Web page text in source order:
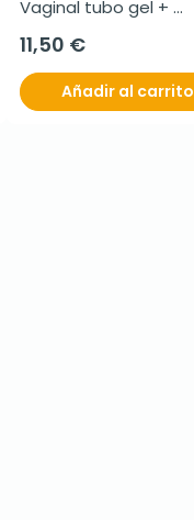
Vaginal tubo gel +
11,50 €
Añadir al carrito